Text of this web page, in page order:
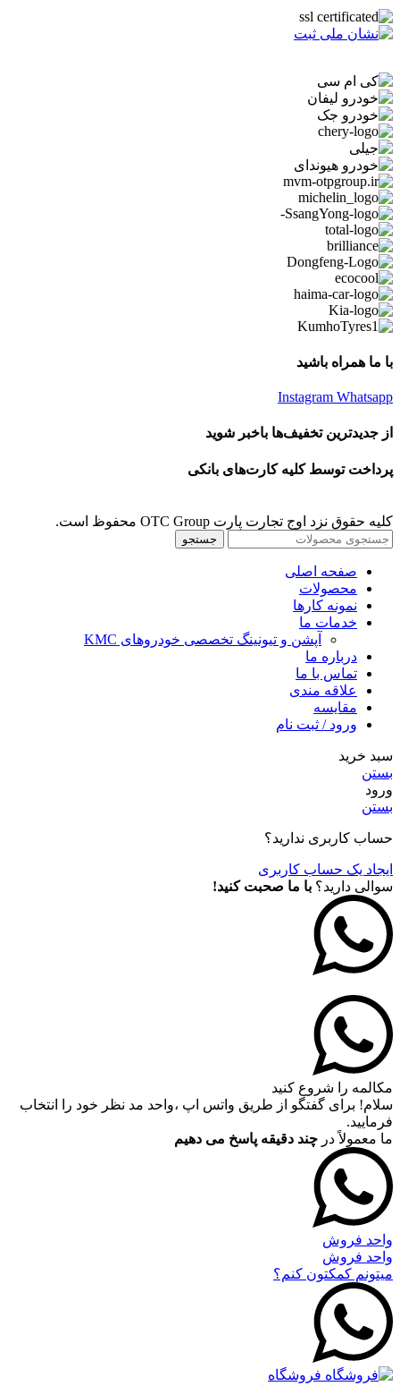
با ما همراه باشید
Instagram Whatsapp
از جدیدترین تخفیف‌ها باخبر شوید
پرداخت توسط کلیه کارت‌های بانکی
کلیه حقوق نزد اوج تجارت پارت OTC Group محفوظ است.
جستجو
صفحه اصلی
محصولات
نمونه کارها
خدمات ما
آپشن و تیونینگ تخصصی خودروهای KMC
درباره ما
تماس با ما
علاقه مندی
مقايسه
ورود / ثبت نام
سبد خرید
بستن
ورود
بستن
حساب کاربری ندارید؟
ایجاد یک حساب کاربری
سوالی دارید؟ با ما صحبت کنید!
مکالمه را شروع کنید
سلام! برای گفتگو از طریق واتس اپ ،واحد مد نظر خود را انتخاب
فرمایید.
ما معمولاً در چند دقیقه پاسخ می دهیم
واحد فروش
واحد فروش
میتونم کمکتون کنم؟
فروشگاه